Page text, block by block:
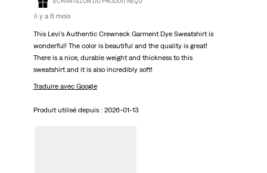
il y a 6 mois
This Levi’s Authentic Crewneck Garment Dye Sweatshirt is
wonderful! The color is beautiful and the quality is great!
There is a nice, durable weight and thickness to this
sweatshirt and it is also incredibly soft!
Traduire avec Google
Produit utilisé depuis : 2026-01-13